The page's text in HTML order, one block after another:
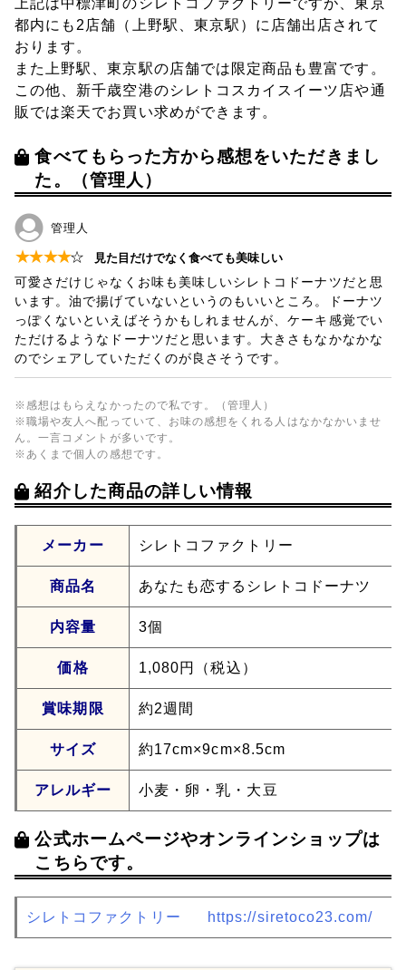
都内にも2店舗（上野駅、東京駅）に店舗出店されて
おります。
また上野駅、東京駅の店舗では限定商品も豊富です。
この他、新千歳空港のシレトコスカイスイーツ店や通
販では楽天でお買い求めができます。
食べてもらった方から感想をいただきまし
た。（管理人）
管理人
★★★★☆ 見た目だけでなく食べても美味しい
可愛さだけじゃなくお味も美味しいシレトコドーナツだと思
います。油で揚げていないというのもいいところ。ドーナツ
っぽくないといえばそうかもしれませんが、ケーキ感覚でい
ただけるようなドーナツだと思います。大きさもなかなかな
のでシェアしていただくのが良さそうです。
※感想はもらえなかったので私です。（管理人）
※職場や友人へ配っていて、お味の感想をくれる人はなかなかいませ
ん。一言コメントが多いです。
※あくまで個人の感想です。
紹介した商品の詳しい情報
メーカー シレトコファクトリー
商品名 あなたも恋するシレトコドーナツ
内容量 3個
価格 1,080円（税込）
賞味期限 約2週間
サイズ 約17cm×9cm×8.5cm
アレルギー 小麦・卵・乳・大豆
公式ホームページやオンラインショップは
こちらです。
シレトコファクトリー https://siretoco23.com/